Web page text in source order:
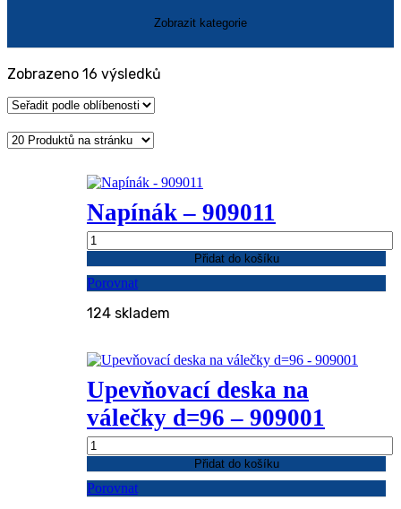
Zobrazeno 16 výsledků
Napínák – 909011
Napínák
-
909011
množství
Přidat do košíku
Porovnat
124 skladem
Upevňovací deska na
válečky d=96 – 909001
Upevňovací
deska
na
válečky
Přidat do košíku
Porovnat